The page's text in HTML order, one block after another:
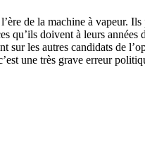
de la machine à vapeur. Ils
doivent à leurs années
les autres candidats de
une très grave erreur